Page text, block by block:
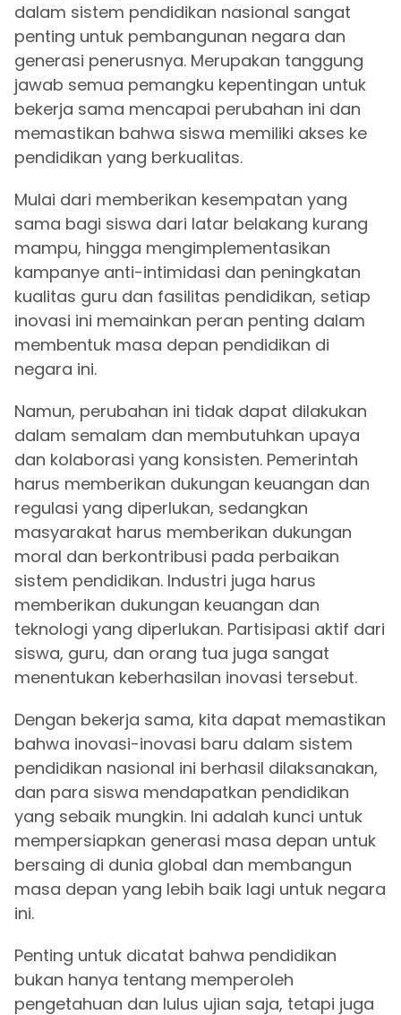
dalam sistem pendidikan nasional sangat
penting untuk pembangunan negara dan
generasi penerusnya. Merupakan tanggung
jawab semua pemangku kepentingan untuk
bekerja sama mencapai perubahan ini dan
memastikan bahwa siswa memiliki akses ke
pendidikan yang berkualitas.
Mulai dari memberikan kesempatan yang
sama bagi siswa dari latar belakang kurang
mampu, hingga mengimplementasikan
kampanye anti-intimidasi dan peningkatan
kualitas guru dan fasilitas pendidikan, setiap
inovasi ini memainkan peran penting dalam
membentuk masa depan pendidikan di
negara ini.
Namun, perubahan ini tidak dapat dilakukan
dalam semalam dan membutuhkan upaya
dan kolaborasi yang konsisten. Pemerintah
harus memberikan dukungan keuangan dan
regulasi yang diperlukan, sedangkan
masyarakat harus memberikan dukungan
moral dan berkontribusi pada perbaikan
sistem pendidikan. Industri juga harus
memberikan dukungan keuangan dan
teknologi yang diperlukan. Partisipasi aktif dari
siswa, guru, dan orang tua juga sangat
menentukan keberhasilan inovasi tersebut.
Dengan bekerja sama, kita dapat memastikan
bahwa inovasi-inovasi baru dalam sistem
pendidikan nasional ini berhasil dilaksanakan,
dan para siswa mendapatkan pendidikan
yang sebaik mungkin. Ini adalah kunci untuk
mempersiapkan generasi masa depan untuk
bersaing di dunia global dan membangun
masa depan yang lebih baik lagi untuk negara
ini.
Penting untuk dicatat bahwa pendidikan
bukan hanya tentang memperoleh
pengetahuan dan lulus ujian saja, tetapi juga